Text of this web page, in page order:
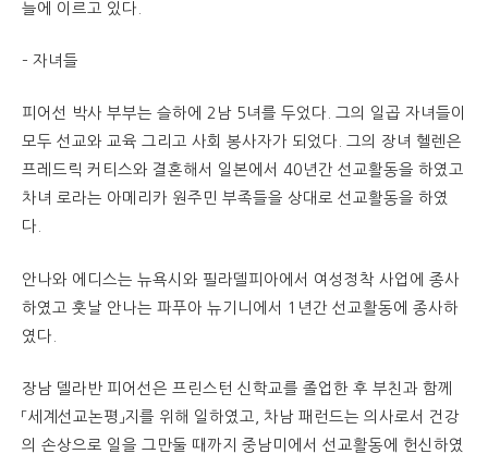
늘에 이르고 있다.
– 자녀들
피어선 박사 부부는 슬하에 2남 5녀를 두었다. 그의 일곱 자녀들이
모두 선교와 교육 그리고 사회 봉사자가 되었다. 그의 장녀 헬렌은
프레드릭 커티스와 결혼해서 일본에서 40년간 선교활동을 하였고
차녀 로라는 아메리카 원주민 부족들을 상대로 선교활동을 하였
다.
안나와 에디스는 뉴욕시와 필라델피아에서 여성정착 사업에 종사
하였고 훗날 안나는 파푸아 뉴기니에서 1년간 선교활동에 종사하
였다.
장남 델라반 피어선은 프린스턴 신학교를 졸업한 후 부친과 함께
「세계선교논평」지를 위해 일하였고, 차남 패런드는 의사로서 건강
의 손상으로 일을 그만둘 때까지 중남미에서 선교활동에 헌신하였